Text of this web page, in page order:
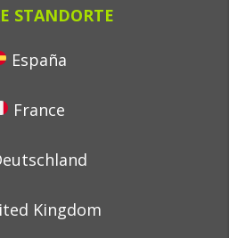
STANDORTE
España
France
Kingdom